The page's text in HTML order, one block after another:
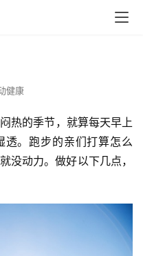
健康
热的季节，就算每天早上
。跑步的亲们打算怎么
没动力。做好以下几点，